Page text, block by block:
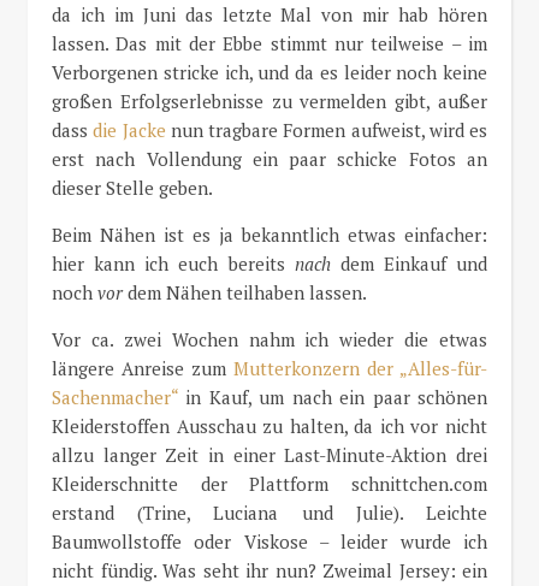
da ich im Juni das letzte Mal von mir hab hören
lassen. Das mit der Ebbe stimmt nur teilweise – im
Verborgenen stricke ich, und da es leider noch keine
großen Erfolgserlebnisse zu vermelden gibt, außer
dassdie Jacke nun tragbare Formen aufweist, wird es
erst nach Vollendung ein paar schicke Fotos an
dieser Stelle geben.
Beim Nähen ist es ja bekanntlich etwas einfacher:
hier kann ich euch bereits nachdem Einkauf und
noch vordem Nähen teilhaben lassen.
Vor ca. zwei Wochen nahm ich wieder die etwas
längere Anreise zum Mutterkonzern der „Alles-für-
Sachenmacher“ in Kauf, um nach ein paar schönen
Kleiderstoffen Ausschau zu halten, da ich vor nicht
allzu langer Zeit in einer Last-Minute-Aktion drei
Kleiderschnitte der Plattform schnittchen.com
erstand (Trine, Luciana und Julie). Leichte
Baumwollstoffe oder Viskose – leider wurde ich
nicht fündig. Was seht ihr nun? Zweimal Jersey: ein